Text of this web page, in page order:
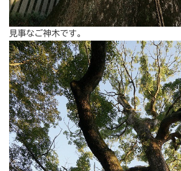
見事なご神木です。